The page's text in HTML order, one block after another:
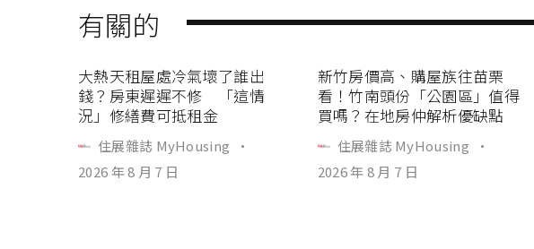
有關的
大熱天租屋處冷氣壞了誰出
錢？房東遲遲不修 「這情
況」修繕費可抵租金
住展雜誌 MyHousing
·
2026 年 8 月 7 日
新竹房價高、購屋族往苗栗
看！竹南頭份「公園區」值得
買嗎？在地房仲解析優缺點
住展雜誌 MyHousing
·
2026 年 8 月 7 日